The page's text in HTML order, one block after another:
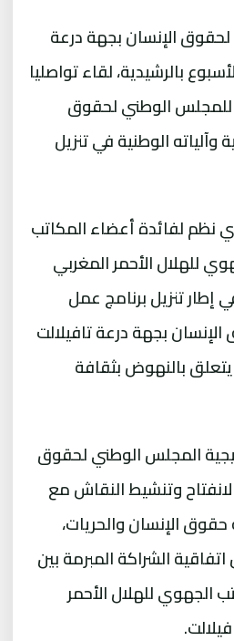
الإنسان بجهة درعة
بالرشيدية، لقاء تواصليا
الوطني لحقوق
وآلياته الوطنية في تنزيل
نظم لفائدة أعضاء المكاتب
للهلال الأحمر المغربي
إطار تنزيل برنامج عمل
بجهة درعة تافيلالت
2022 فيما يتعلق بالنهوض بثقافة
المجلس الوطني لحقوق
وتنشيط النقاش مع
الإنسان والحريات،
الشراكة المبرمة بين
الجهوي للهلال الأحمر